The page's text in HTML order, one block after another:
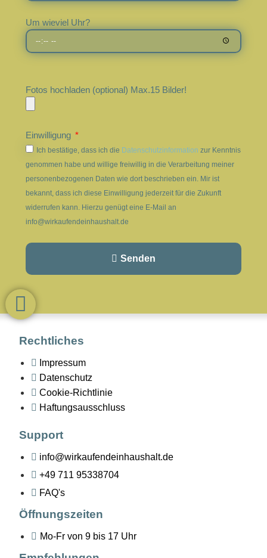
Um wieviel Uhr?
Fotos hochladen (optional) Max.15 Bilder!
Einwilligung
Ich bestätige, dass ich die Datenschutzinformation zur Kenntnis
genommen habe und willige freiwillig in die Verarbeitung meiner
personenbezogenen Daten wie dort beschrieben ein. Mir ist
bekannt, dass ich diese Einwilligung jederzeit für die Zukunft
widerrufen kann. Hierzu genügt eine E-Mail an
info@wirkaufendeinhaushalt.de
Senden
Support
info@wirkaufendeinhaushalt.de
+49 711 95338704
FAQ's
Öffnungszeiten
Mo-Fr von 9 bis 17 Uhr
Rechtliches
Impressum
Datenschutz
Cookie-Richtlinie
Haftungsausschluss